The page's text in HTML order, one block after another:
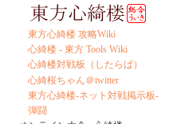
東方心綺楼 攻略Wiki
心綺楼 - 東方 Tools Wiki
心綺楼対戦板（したらば）
心綺桜ちゃん＠twitter
東方心綺楼-ネット対戦掲示板-
弾闘